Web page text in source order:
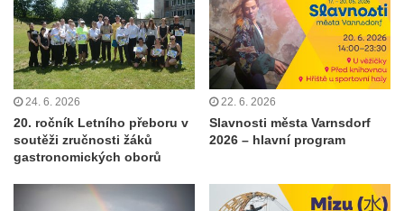
24. 6. 2026
20. ročník Letního přeboru v
soutěži zručnosti žáků
gastronomických oborů
22. 6. 2026
Slavnosti města Varnsdorf
2026 – hlavní program